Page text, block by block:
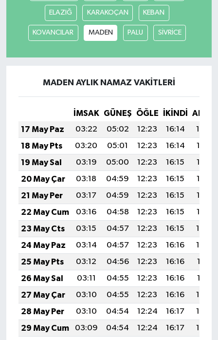
ELAZIĞ KARAKOÇAN KEBAN
KOVANCILAR MADEN PALU SİVRİCE
MADEN AYLIK NAMAZ VAKITLERI
İMSAK GÜNEŞ ÖĞLE İKINDI
17 May Paz
03:22 05:02 12:23 16:14
19:34
18 May Pts
03:20 05:01 12:23 16:14
19:35
19 May Sal
03:19 05:00 12:23 16:15
19:36
20 May Çar
03:18 04:59 12:23 16:15
19:36
21 May Per
03:17 04:59 12:23 16:15
19:37
22 May Cum
03:16 04:58 12:23 16:15
19:38
23 May Cts
03:15 04:57 12:23 16:15
19:39
24 May Paz
03:14 04:57 12:23 16:16
19:40
25 May Pts
03:12 04:56 12:23 16:16
19:41
26 May Sal
03:11 04:55 12:23 16:16
19:41
27 May Çar
03:10 04:55 12:23 16:16
19:42
28 May Per
03:10 04:54 12:24 16:17
19:43
29 May Cum
03:09 04:54 12:24 16:17
19:44